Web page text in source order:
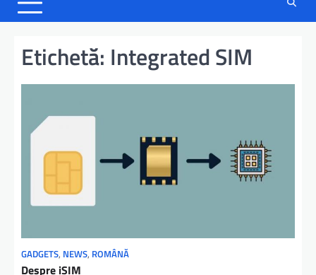
Etichetă: Integrated SIM
GADGETS, NEWS, ROMÂNĂ
Despre iSIM